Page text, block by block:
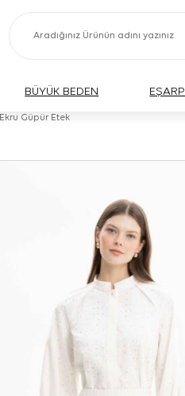
BÜYÜK BEDEN EŞARP
Ekru Güpür Etek